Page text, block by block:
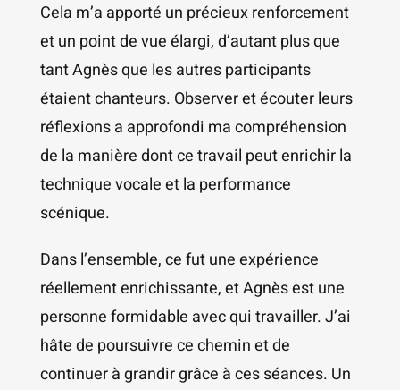
Cela m’a apporté un précieux renforcement
et un point de vue élargi, d’autant plus que
tant Agnès que les autres participants
étaient chanteurs. Observer et écouter leurs
réflexions a approfondi ma compréhension
de la manière dont ce travail peut enrichir la
technique vocale et la performance
scénique.
Dans l’ensemble, ce fut une expérience
réellement enrichissante, et Agnès est une
personne formidable avec qui travailler. J’ai
hâte de poursuivre ce chemin et de
continuer à grandir grâce à ces séances. Un